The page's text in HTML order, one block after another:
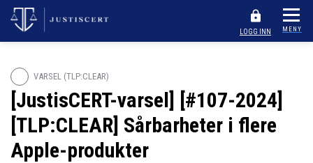
LOGG INN MENY
VARSEL (TLP:CLEAR)
[JustisCERT-varsel] [#107-2024]
[TLP:CLEAR] Sårbarheter i flere
Apple-produkter